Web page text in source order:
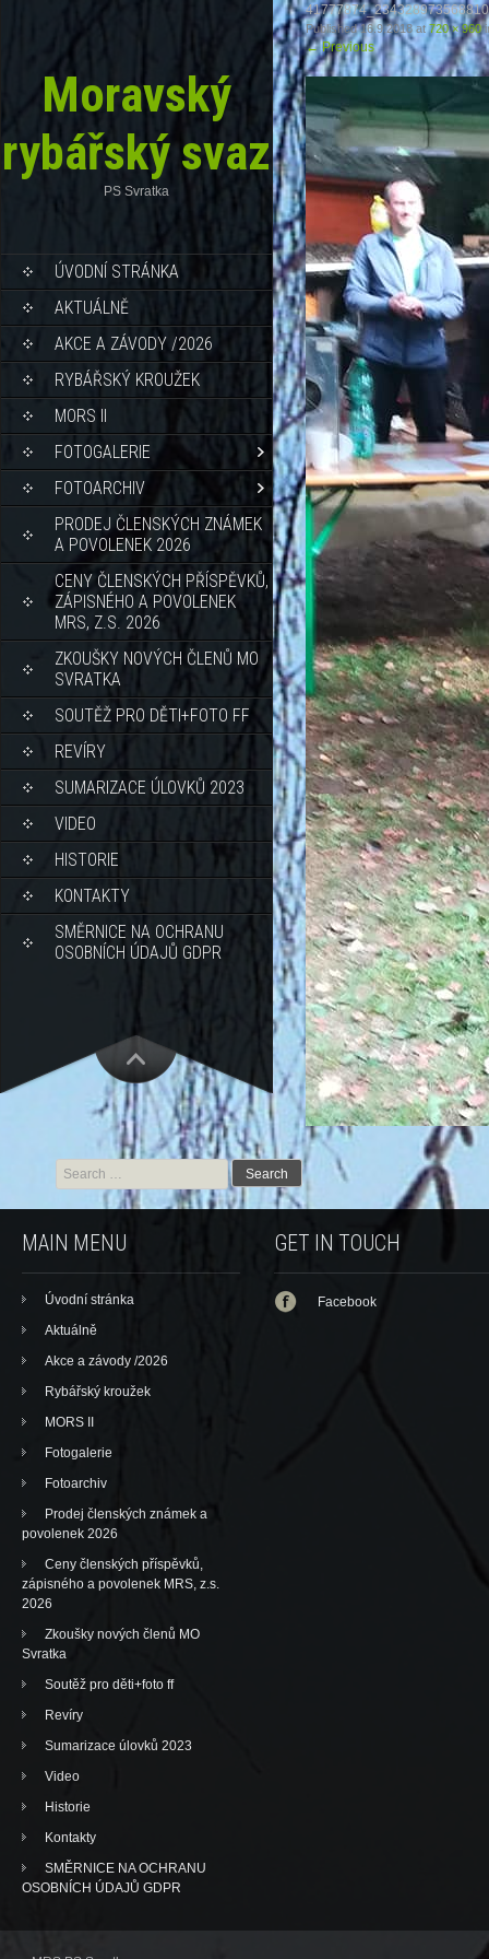
Moravský
rybářský svaz
PS Svratka
ÚVODNÍ STRÁNKA
AKTUÁLNĚ
AKCE A ZÁVODY /2026
RYBÁŘSKÝ KROUŽEK
MORS II
FOTOGALERIE
FOTOARCHIV
PRODEJ ČLENSKÝCH ZNÁMEK
A POVOLENEK 2026
CENY ČLENSKÝCH PŘÍSPĚVKŮ,
ZÁPISNÉHO A POVOLENEK
MRS, Z.S. 2026
ZKOUŠKY NOVÝCH ČLENŮ MO
SVRATKA
SOUTĚŽ PRO DĚTI+FOTO FF
REVÍRY
SUMARIZACE ÚLOVKŮ 2023
VIDEO
HISTORIE
KONTAKTY
SMĚRNICE NA OCHRANU
OSOBNÍCH ÚDAJŮ GDPR
Published16.9.2018at720 × 960
←Previous
Search for:
MAIN MENU
Úvodní stránka
Aktuálně
Akce a závody /2026
Rybářský kroužek
MORS II
Fotogalerie
Fotoarchiv
Prodej členských známek a
povolenek 2026
Ceny členských příspěvků,
zápisného a povolenek MRS, z.s.
2026
Zkoušky nových členů MO
Svratka
Soutěž pro děti+foto ff
Revíry
Sumarizace úlovků 2023
Video
Historie
Kontakty
SMĚRNICE NA OCHRANU
OSOBNÍCH ÚDAJŮ GDPR
GET IN TOUCH
Facebook